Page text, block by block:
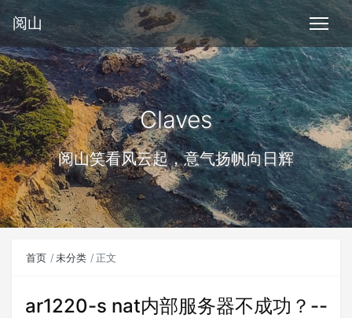
阅山
Claves
阅山笑看风云起，意气扬帆向日辉
首页 未分类 正文
ar1220-s nat内部服务器不成功？--